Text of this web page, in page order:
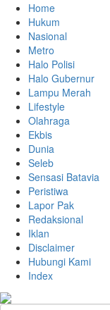
Home
Hukum
Nasional
Metro
Halo Polisi
Halo Gubernur
Lampu Merah
Lifestyle
Olahraga
Ekbis
Dunia
Seleb
Sensasi Batavia
Peristiwa
Lapor Pak
Redaksional
Iklan
Disclaimer
Hubungi Kami
Index